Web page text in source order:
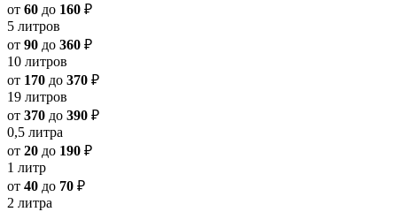
от 60 до 160 ₽
5 литров
от 90 до 360 ₽
10 литров
от 170 до 370 ₽
19 литров
от 370 до 390 ₽
0,5 литра
от 20 до 190 ₽
1 литр
от 40 до 70 ₽
2 литра